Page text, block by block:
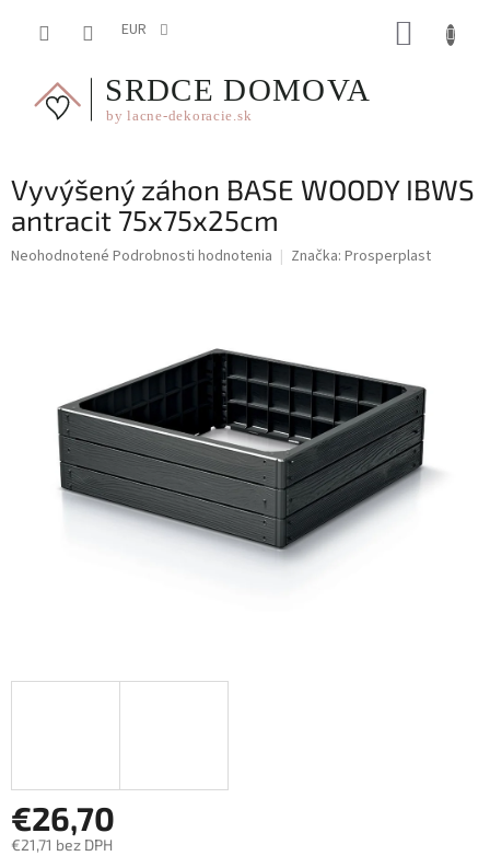
EUR
Vyvýšený záhon BASE WOODY IBWS
antracit 75x75x25cm
Priemerné
hviezdičiek.
Neohodnotené Podrobnosti hodnotenia Značka: Prosperplast
€26,70
€21,71 bez DPH